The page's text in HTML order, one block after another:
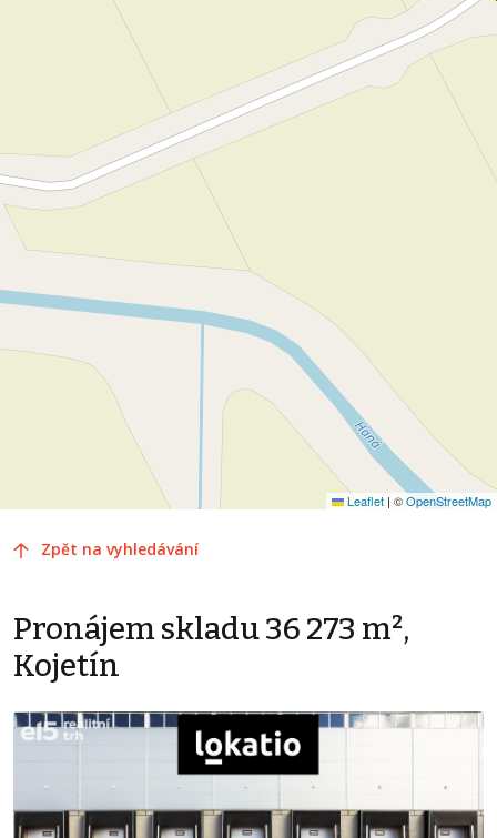
Leaflet | ©OpenStreetMap
Zpět na vyhledávání
Pronájem skladu 36 273 m²,
Kojetín